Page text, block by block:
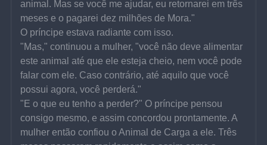
animal. Mas se você me ajudar, eu retornarei em três
meses e o pagarei dez milhões de Mora."
O príncipe estava radiante com isso.
"Mas," continuou a mulher, "você não deve alimentar
este animal até que ele esteja cheio, nem você pode
falar com ele. Caso contrário, até aquilo que você
possui agora, você perderá."
"E o que eu tenho a perder?" O príncipe pensou
consigo mesmo, e assim concordou prontamente. A
mulher então confiou o Animal de Carga a ele. Três